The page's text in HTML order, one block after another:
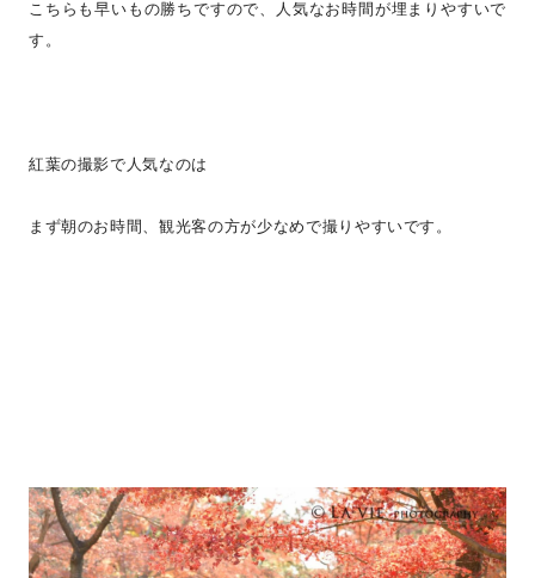
こちらも早いもの勝ちですので、人気なお時間が埋まりやすいで
す。
紅葉の撮影で人気なのは
まず朝のお時間、観光客の方が少なめで撮りやすいです。